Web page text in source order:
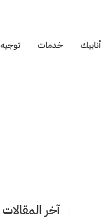
أنابيك خدمات توجيه
آخر المقالات